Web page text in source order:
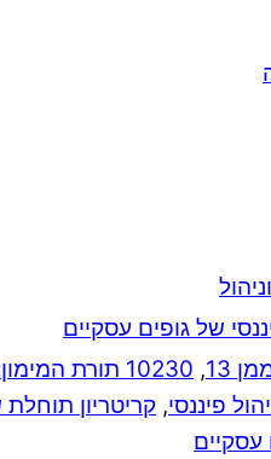
של גופים עסקיים
, 10230 תורת המימון: ניהול פיננסי של גופים עסקיים‏
פיננסי, קריטריון תוחלת
עסקיים